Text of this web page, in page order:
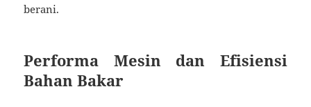
berani.
Performa Mesin dan Efisiensi
Bahan Bakar